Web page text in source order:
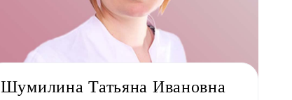
Шумилина Татьяна Ивановна